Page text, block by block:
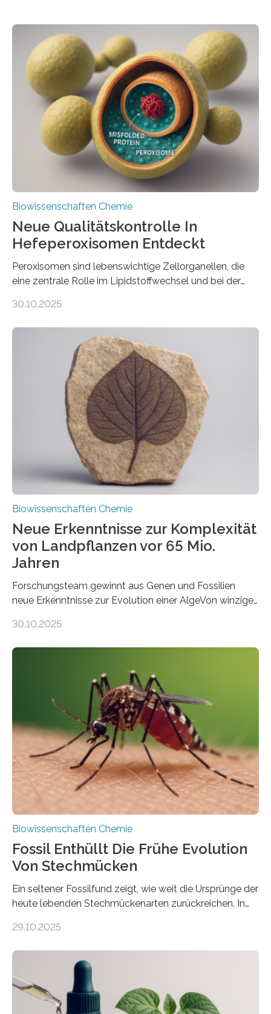
Biowissenschaften Chemie
Neue Qualitätskontrolle In
Hefeperoxisomen Entdeckt
Peroxisomen sind lebenswichtige Zellorganellen, die
eine zentrale Rolle im Lipidstoffwechsel und bei der
erfüllen können, müssen zahlreiche Enzyme präzise in
der Ruhr-Universität Bochum um Prof. Dr. Ralf Erdmann
und Dr. Ismaila Francis Yusuf hat nun einen bislang
unbekannten Qualitätskontrollmechanismus des
peroxisomalen Proteintransports in der Bäckerhefe
Saccharomyces cerevisiae entdeckt, der für die
Funktionsfähigkeit der Organellen entscheidend ist. Die
Studie wurde am 28. Oktober 2025 in der
Fachzeitschrift…
30.10.2025
Biowissenschaften Chemie
Neue Erkenntnisse zur Komplexität
von Landpflanzen vor 65 Mio.
Jahren
Forschungsteam gewinnt aus Genen und Fossilien
neue Erkenntnisse zur Evolution einer AlgeVon winzigen
Landpflanzen zählen zu den komplexesten
Grünalgen, die vor Hunderten von Millionen Jahren
lebten. Unter den Vorfahren sticht eine Gruppe heraus,
die noch heute in der Natur vorkommt: die
Süßwasseralge Coleochaetophyceae. Einige Arten
dieser Gruppe bilden aus Zellfäden dichte Geflechte
mit scheibenförmiger Gestalt. Was auffällig ist: Die
nächsten…
30.10.2025
Biowissenschaften Chemie
Fossil Enthüllt Die Frühe Evolution
Von Stechmücken
Ein seltener Fossilfund zeigt, wie weit die Ursprünge der
heute lebenden Stechmückenarten zurückreichen. In
Forschende die bisher älteste bekannte Stechmücken-
Region Kachin in Myanmar und hat sich in
ausgezeichnetem Zustand erhalten. Es konnte als neue
Art einer neuen Gattung beschrieben werden und trägt
nun den Namen Cretosabethes primaevus. Dieser erste
29.10.2025